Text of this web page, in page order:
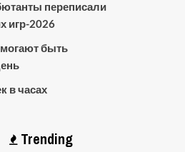
переписали
игр-2026
быть
в часах
Trending